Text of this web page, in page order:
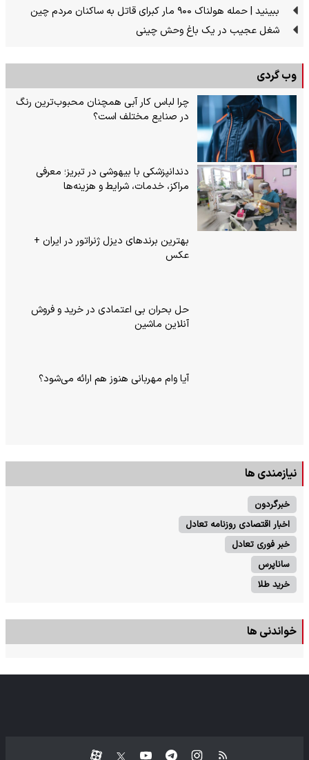
ببینید | حمله هولناک ۹۰۰ مار کبرای قاتل به ساکنان مردم چین
شغل عجیب در یک باغ وحش چینی
وب گردی
چرا لباس کار آبی همچنان محبوب‌ترین رنگ
در صنایع مختلف است؟
دندانپزشکی با بیهوشی در تبریز؛ معرفی
مراکز، خدمات، شرایط و هزینه‌ها
بهترین برندهای دیزل ژنراتور در ایران +
عکس
حل بحران بی‌ اعتمادی در خرید و فروش
آنلاین ماشین
آیا وام مهربانی هنوز هم ارائه می‌شود؟
نیازمندی ها
خبرگردون
اخبار اقتصادی روزنامه تعادل
خبر فوری تعادل
ساناپرس
خرید طلا
خواندنی ها